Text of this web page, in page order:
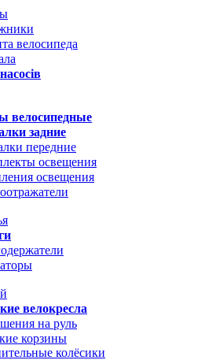
велосипеда
велосипедные
задние
передние
освещения
освещения
велокресла
на руль
корзины
колёсики